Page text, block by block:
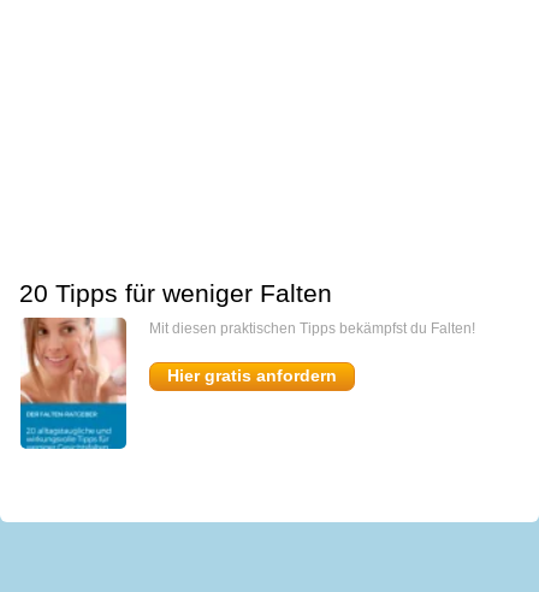
20 Tipps für weniger Falten
Mit diesen praktischen Tipps bekämpfst du Falten!
Hier gratis anfordern